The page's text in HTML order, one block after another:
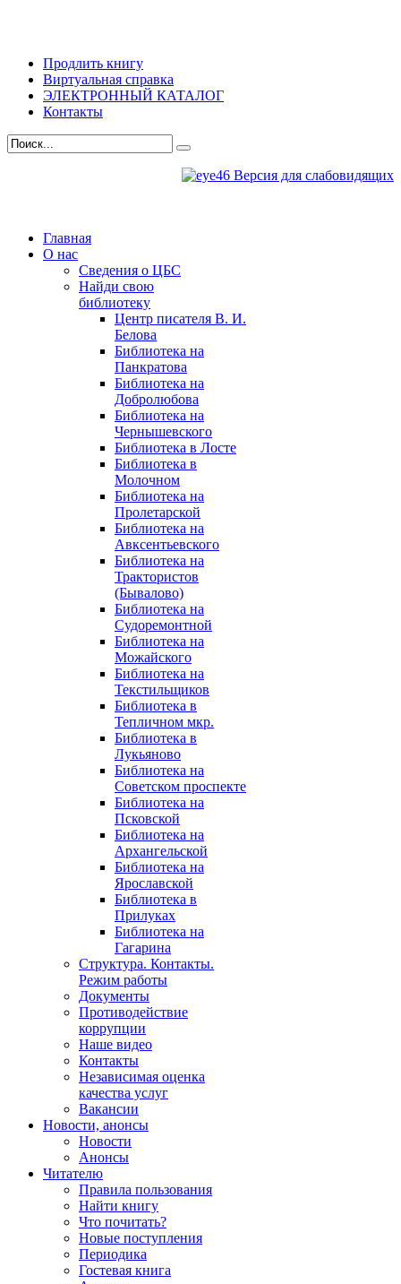
Продлить книгу
Виртуальная справка
ЭЛЕКТРОННЫЙ КАТАЛОГ
Контакты
Версия для слабовидящих
Главная
О нас
Сведения о ЦБС
Найди свою
библиотеку
Центр писателя В. И.
Белова
Библиотека на
Панкратова
Библиотека на
Добролюбова
Библиотека на
Чернышевского
Библиотека в Лосте
Библиотека в
Молочном
Библиотека на
Пролетарской
Библиотека на
Авксентьевского
Библиотека на
Трактористов
(Бывалово)
Библиотека на
Судоремонтной
Библиотека на
Можайского
Библиотека на
Текстильщиков
Библиотека в
Тепличном мкр.
Библиотека в
Лукьяново
Библиотека на
Советском проспекте
Библиотека на
Псковской
Библиотека на
Архангельской
Библиотека на
Ярославской
Библиотека в
Прилуках
Библиотека на
Гагарина
Структура. Контакты.
Режим работы
Документы
Противодействие
коррупции
Наше видео
Контакты
Независимая оценка
качества услуг
Вакансии
Новости, анонсы
Новости
Анонсы
Читателю
Правила пользования
Найти книгу
Что почитать?
Новые поступления
Периодика
Гостевая книга